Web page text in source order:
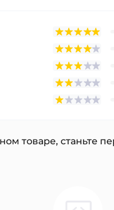
товаре, станьте